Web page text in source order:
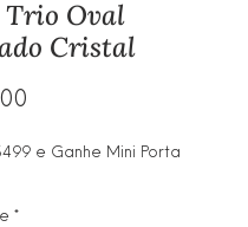
Oval
Cristal
e Ganhe Mini Porta
*